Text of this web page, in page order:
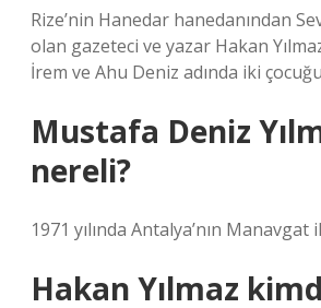
Rize’nin Hanedar hanedanından
olan gazeteci ve yazar Hakan
İrem ve Ahu Deniz adında iki
Mustafa Deniz
nereli?
1971 yılında Antalya’nın
Hakan Yılmaz